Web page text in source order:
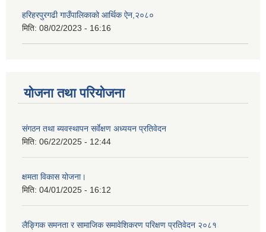
हरिहरपुरगढी गाउँपालिकाको आर्थिक ऐन,२०८०
मिति: 08/02/2023 - 16:16
योजना तथा परियोजना
संगठन तथा ब्यवस्थापन सर्वेक्षण अध्ययन प्रतिवेदन
मिति: 06/22/2025 - 12:44
क्षमता विकास योजना।
मिति: 04/01/2025 - 16:12
लैङ्गिक समनता र सामाजिक समावेशिकरण परिक्षण प्रतिवेदन २०८१